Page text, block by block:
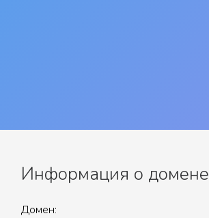
Информация о домене
Домен: